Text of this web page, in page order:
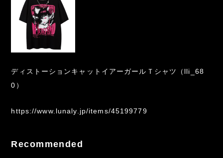
ディストーションキャットイアーガールＴシャツ（lli_68
0）
https://www.lunaly.jp/items/45199779
Recommended